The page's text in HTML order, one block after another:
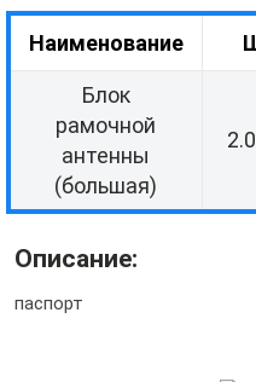
Наименование
Блок
рамочной
антенны
(большая)
Описание:
паспорт